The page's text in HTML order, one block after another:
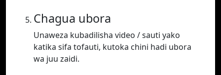
Chagua ubora
Unaweza kubadilisha video / sauti yako
katika sifa tofauti, kutoka chini hadi ubora
wa juu zaidi.